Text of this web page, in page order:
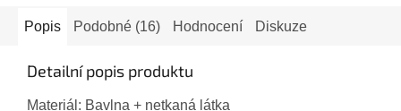
Popis Podobné (16) Hodnocení Diskuze
Detailní popis produktu
Materiál: Bavlna + netkaná látka